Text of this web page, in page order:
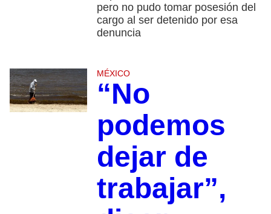
pero no pudo tomar posesión del
cargo al ser detenido por esa
denuncia
MÉXICO
“No
podemos
dejar de
trabajar”,